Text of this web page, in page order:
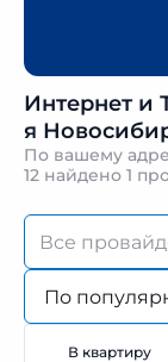
Интернет и
я
По вашему
12 найдено 1
По
В квартиру